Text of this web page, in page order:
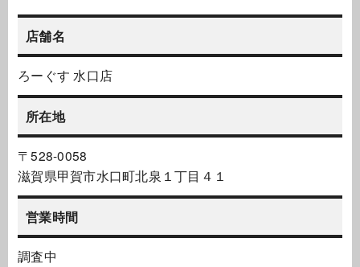
店舗名
ろーぐす 水口店
所在地
〒528-0058
滋賀県甲賀市水口町北泉１丁目４１
営業時間
調査中